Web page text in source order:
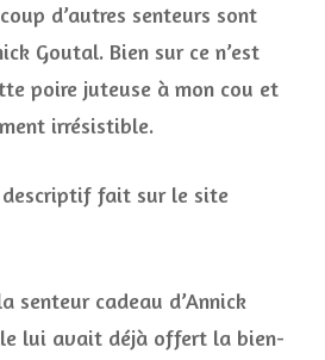
d’autres senteurs sont
Goutal. Bien sur ce n’est
poire juteuse à mon cou et
irrésistible.
descriptif fait sur le site
senteur cadeau d’Annick
lui avait déjà offert la bien-